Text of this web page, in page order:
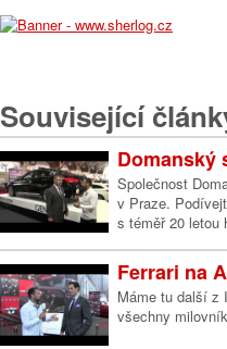
Související
Domanský
Společnost
v Praze.
s téměř 20 letou
Ferrari na
Máme tu další z
všechny